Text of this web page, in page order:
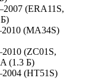
(ERA11S,
(MA34S)
(ZC01S,
(1.3 Б)
(HT51S)